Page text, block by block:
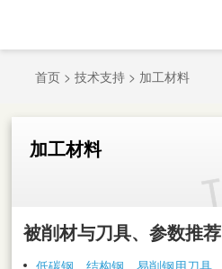
首页> 技术支持> 加工材料
加工材料
被削材与刀具、参数推荐
低碳钢、结构钢、易削钢用刀具